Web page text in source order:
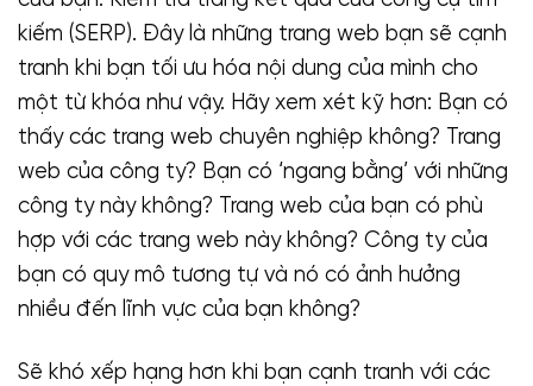
kiếm (SERP). Đây là những trang web bạn sẽ cạnh
tranh khi bạn tối ưu hóa nội dung của mình cho
một từ khóa như vậy. Hãy xem xét kỹ hơn: Bạn có
thấy các trang web chuyên nghiệp không? Trang
web của công ty? Bạn có ‘ngang bằng’ với những
công ty này không? Trang web của bạn có phù
hợp với các trang web này không? Công ty của
bạn có quy mô tương tự và nó có ảnh hưởng
nhiều đến lĩnh vực của bạn không?
Sẽ khó xếp hạng hơn khi bạn cạnh tranh với các